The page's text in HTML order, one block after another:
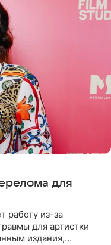
для
работу из-за
для артистки
издания,